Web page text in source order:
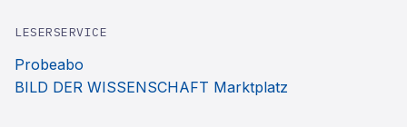
LESERSERVICE
Probeabo
BILD DER WISSENSCHAFT Marktplatz